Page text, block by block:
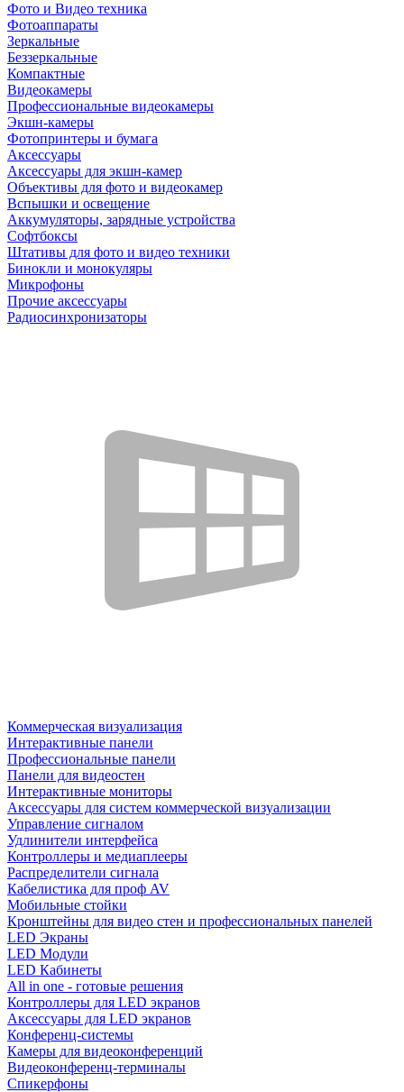
Фото и Видео техника
Фотоаппараты
Зеркальные
Беззеркальные
Компактные
Видеокамеры
Профессиональные видеокамеры
Экшн-камеры
Фотопринтеры и бумага
Аксессуары
Аксессуары для экшн-камер
Объективы для фото и видеокамер
Вспышки и освещение
Аккумуляторы, зарядные устройства
Софтбоксы
Штативы для фото и видео техники
Бинокли и монокуляры
Микрофоны
Прочие аксессуары
Радиосинхронизаторы
Коммерческая визуализация
Интерактивные панели
Профессиональные панели
Панели для видеостен
Интерактивные мониторы
Аксессуары для систем коммерческой визуализации
Управление сигналом
Удлинители интерфейса
Контроллеры и медиаплееры
Распределители сигнала
Кабелистика для проф AV
Мобильные стойки
Кронштейны для видео стен и профессиональных панелей
LED Экраны
LED Модули
LED Кабинеты
All in one - готовые решения
Контроллеры для LED экранов
Аксессуары для LED экранов
Конференц-системы
Камеры для видеоконференций
Видеоконференц-терминалы
Спикерфоны